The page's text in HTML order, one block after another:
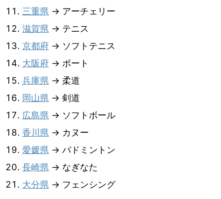
三重県 → アーチェリー
滋賀県 → テニス
京都府 → ソフトテニス
大阪府 → ボート
兵庫県 → 柔道
岡山県 → 剣道
広島県 → ソフトボール
香川県 → カヌー
愛媛県 → バドミントン
長崎県 → なぎなた
大分県 → フェンシング